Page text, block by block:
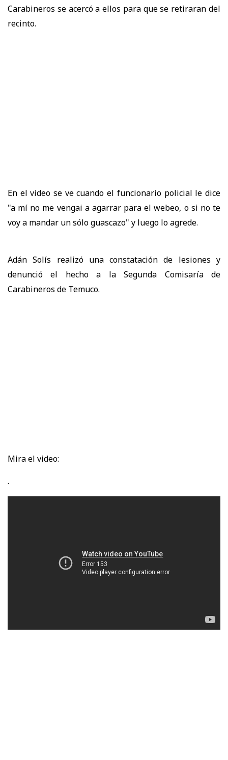
Carabineros se acercó a ellos para que se retiraran del
recinto.
En el video se ve cuando el funcionario policial le dice
"a mí no me vengai a agarrar para el webeo, o si no te
voy a mandar un sólo guascazo" y luego lo agrede.
Adán Solís realizó una constatación de lesiones y
denunció el hecho a la Segunda Comisaría de
Carabineros de Temuco.
Mira el video:
.